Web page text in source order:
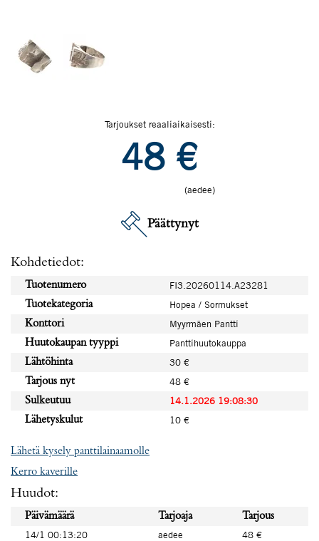
Tarjoukset reaaliaikaisesti:
48 €
(aedee)
Päättynyt
Kohdetiedot:
Tuotenumero
FI3.20260114.A23281
Tuotekategoria
Hopea / Sormukset
Konttori
Myyrmäen Pantti
Huutokaupan tyyppi
Panttihuutokauppa
Lähtöhinta
30 €
Tarjous nyt
48 €
Sulkeutuu
14.1.2026 19:08:30
Lähetyskulut
10 €
Lähetä kysely panttilainaamolle
Kerro kaverille
Huudot:
Päivämäärä Tarjoaja
Tarjous
14/1 00:13:20
aedee
48 €